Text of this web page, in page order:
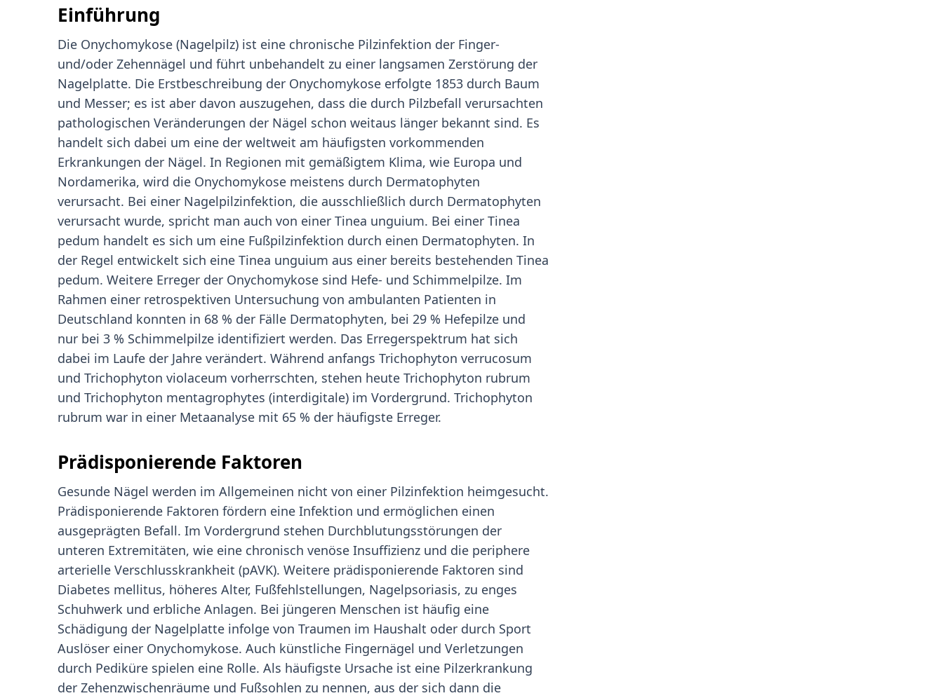
Einführung
Die Onychomykose (Nagelpilz) ist eine chronische Pilzinfektion der Finger-
und/oder Zehennägel und führt unbehandelt zu einer langsamen Zerstörung der
Nagelplatte. Die Erstbeschreibung der Onychomykose erfolgte 1853 durch Baum
und Messer; es ist aber davon auszugehen, dass die durch Pilzbefall verursachten
pathologischen Veränderungen der Nägel schon weitaus länger bekannt sind. Es
handelt sich dabei um eine der weltweit am häufigsten vorkommenden
Erkrankungen der Nägel. In Regionen mit gemäßigtem Klima, wie Europa und
Nordamerika, wird die Onychomykose meistens durch Dermatophyten
verursacht. Bei einer Nagelpilzinfektion, die ausschließlich durch Dermatophyten
verursacht wurde, spricht man auch von einer Tinea unguium. Bei einer Tinea
pedum handelt es sich um eine Fußpilzinfektion durch einen Dermatophyten. In
der Regel entwickelt sich eine Tinea unguium aus einer bereits bestehenden Tinea
pedum. Weitere Erreger der Onychomykose sind Hefe- und Schimmelpilze. Im
Rahmen einer retrospektiven Untersuchung von ambulanten Patienten in
Deutschland konnten in 68 % der Fälle Dermatophyten, bei 29 % Hefepilze und
nur bei 3 % Schimmelpilze identifiziert werden. Das Erregerspektrum hat sich
dabei im Laufe der Jahre verändert. Während anfangs Trichophyton verrucosum
und Trichophyton violaceum vorherrschten, stehen heute Trichophyton rubrum
und Trichophyton mentagrophytes (interdigitale) im Vordergrund. Trichophyton
rubrum war in einer Metaanalyse mit 65 % der häufigste Erreger.
Prädisponierende Faktoren
Gesunde Nägel werden im Allgemeinen nicht von einer Pilzinfektion heimgesucht.
Prädisponierende Faktoren fördern eine Infektion und ermöglichen einen
ausgeprägten Befall. Im Vordergrund stehen Durchblutungsstörungen der
unteren Extremitäten, wie eine chronisch venöse Insuffizienz und die periphere
arterielle Verschlusskrankheit (pAVK). Weitere prädisponierende Faktoren sind
Diabetes mellitus, höheres Alter, Fußfehlstellungen, Nagelpsoriasis, zu enges
Schuhwerk und erbliche Anlagen. Bei jüngeren Menschen ist häufig eine
Schädigung der Nagelplatte infolge von Traumen im Haushalt oder durch Sport
Auslöser einer Onychomykose. Auch künstliche Fingernägel und Verletzungen
durch Pediküre spielen eine Rolle. Als häufigste Ursache ist eine Pilzerkrankung
der Zehenzwischenräume und Fußsohlen zu nennen, aus der sich dann die